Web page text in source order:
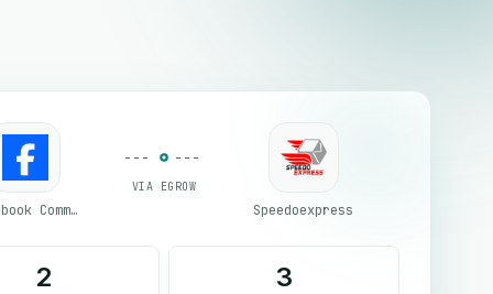
Facebook Comments
VIA EGROW
Speedoexpress
2 3